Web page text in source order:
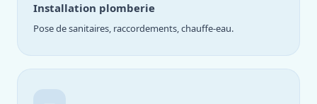
Installation plomberie
Pose de sanitaires, raccordements, chauffe-eau.